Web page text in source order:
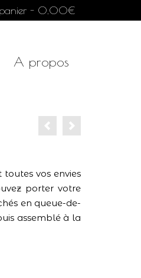
- 0.00€
A propos
vos envies
porter votre
en queue-de-
assemblé à la